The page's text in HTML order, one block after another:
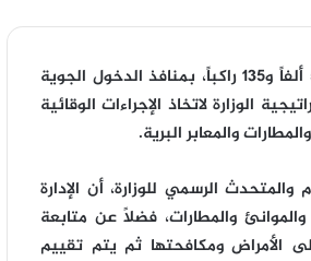
أعلنت الدكتورة هالة زايد، وزيرة الصحة والسكان، عن مناظرة 6 ملايين و59 ألفاً و135 راكباً، بمنافذ الدخول الجوية
العام الماضي 2019، وذلك ضمن استراتيجية الوزارة لاتخاذ الإجراءات الوقائية
والمعابر البرية.
الرسمي للوزارة، أن الإدارة
والمطارات، فضلاً عن متابعة
الأمراض ومكافحتها ثم يتم تقييم